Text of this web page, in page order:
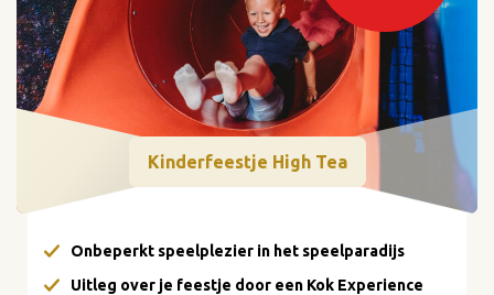
Kinderfeestje High Tea
Onbeperkt speelplezier in het speelparadijs
Uitleg over je feestje door een Kok Experience